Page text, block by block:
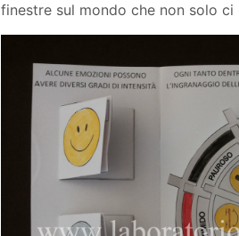
finestre sul mondo che non solo